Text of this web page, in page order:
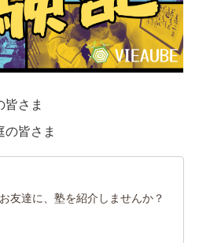
さま
皆さま
友達に、塾を紹介しませんか？